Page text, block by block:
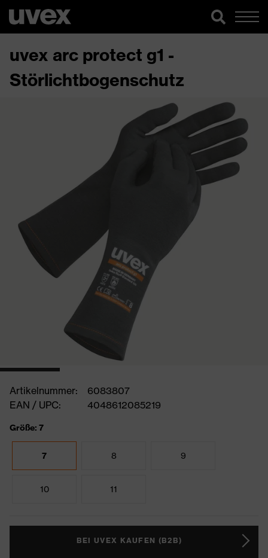
uvex arc protect g1 -
Störlichtbogenschutz
Artikelnummer:
6083807
EAN / UPC:
4048612085219
Größe: 7
7 8 9
10 11
BEI UVEX KAUFEN (B2B)